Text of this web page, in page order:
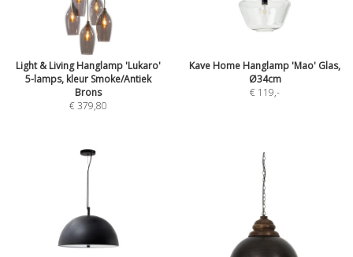
Light & Living Hanglamp 'Lukaro'
5-lamps, kleur Smoke/Antiek
Brons
€ 379,80
Kave Home Hanglamp 'Mao' Glas,
Ø34cm
€ 119,-